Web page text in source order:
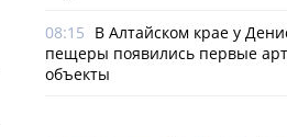
08:15 В Алтайском крае у
пещеры появились первые
объекты